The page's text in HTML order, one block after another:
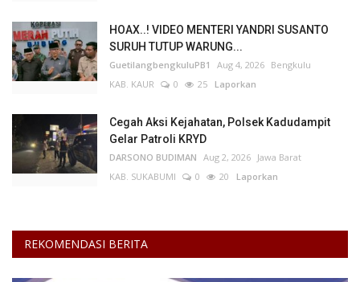
HOAX..! VIDEO MENTERI YANDRI SUSANTO
SURUH TUTUP WARUNG...
GuetilangbengkuluPB1 Aug 4, 2026 Bengkulu
KAB. KAUR
0 25 Laporkan
Cegah Aksi Kejahatan, Polsek Kadudampit
Gelar Patroli KRYD
DARSONO BUDIMAN Aug 2, 2026 Jawa Barat
KAB. SUKABUMI
0 20 Laporkan
REKOMENDASI BERITA